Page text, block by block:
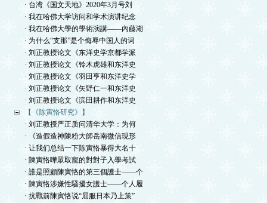
· 台湾《国文天地》2020年3月号刘
· 我在哈佛大学访问和学术演讲纪念
· 我在哈佛大學的學術演講——內藤湖
· 为什么“支那”是个侮辱中国人的词
· 刘正教授论文《东洋史学京都学派
· 刘正教授论文《铃木虎雄和东洋史
· 刘正教授论文《羽田亨和东洋史学
· 刘正教授论文《矢野仁一和东洋史
· 刘正教授论文《滨田耕作和东洋史
【《陈寅恪研究》】
· 刘正教授严正质问清华大学：为何
· 《造假造神陳粉大師岳南微信現形
· 让我们总结一下陈寅恪暴得大名十
· 陳寅恪嘩眾取寵的對對子入學考試
· 誰是照顧陳寅恪的第三個護士——个
· 陳寅恪涉嫌性騷擾女護士——个人履
· 抗戰前陳寅恪说“屈服日本乃上策”